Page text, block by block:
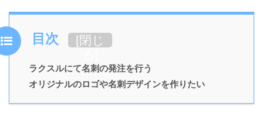
目次 [閉じ
ラクスルにて名刺の発注を行う
オリジナルのロゴや名刺デザインを作りたい